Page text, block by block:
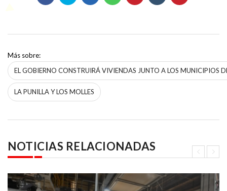
Más sobre:
EL GOBIERNO CONSTRUIRÁ VIVIENDAS JUNTO A LOS MUNICIPIOS
LA PUNILLA Y LOS MOLLES
NOTICIAS RELACIONADAS